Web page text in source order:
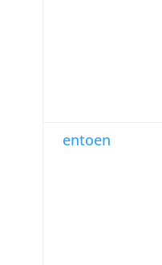
entoen